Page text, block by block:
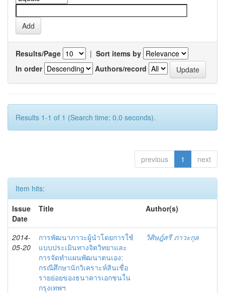
Results/Page | Sort items by
In order
Authors/record
Results 1-1 of 1 (Search time: 0.0 seconds).
previous 1 next
Item hits:
Issue
Date
Title Author(s)
2014-
05-20
การพัฒนาภาวะผู้นำโดยการใช้
แบบประเมินทางจิตวิทยาและ
การจัดทำแผนพัฒนาตนเอง:
กรณีศึกษานักวิเคราะห์สินเชื่อ
รายย่อยของธนาคารเอกชนใน
กรุงเทพฯ
วิศิษฎ์สรี ภาวะกุล